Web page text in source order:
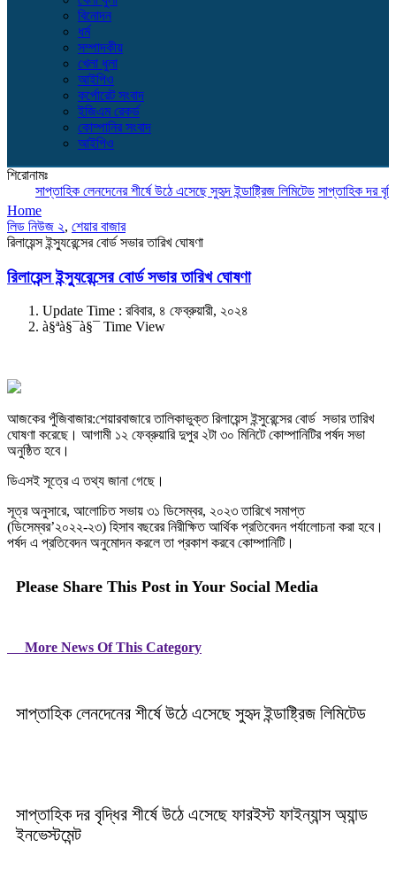
বিনোদন
ধর্ম
সম্পাদকীয়
খেলা ধুলা
আইপিও
কর্পোরেট সংবাদ
ইজিএম রেকর্ড
কোম্পানির সংবাদ
আইপিও
শিরোনামঃ
সাপ্তাহিক লেনদেনের শীর্ষে উঠে এসেছে সুহৃদ ইন্ডাষ্ট্রিজ লিমিটেড সাপ্তাহিক দর বৃদ্ধির
Home
লিড নিউজ ২, শেয়ার বাজার
রিলায়েন্স ইন্স্যুরেন্সের বোর্ড সভার তারিখ ঘোষণা
রিলায়েন্স ইন্স্যুরেন্সের বোর্ড সভার তারিখ ঘোষণা
Update Time : রবিবার, ৪ ফেব্রুয়ারী, ২০২৪
à§ªà§¯à§¯ Time View
আজকের পুঁজিবাজার:শেয়ারবাজারে তালিকাভুক্ত রিলায়েন্স ইন্সুরেন্সের বোর্ড সভার তারিখ
ঘোষণা করেছে। আগামী ১২ ফেব্রুয়ারি দুপুর ২টা ৩০ মিনিটে কোম্পানিটির পর্ষদ সভা
অনুষ্ঠিত হবে।
ডিএসই সূত্রে এ তথ্য জানা গেছে।
সূত্র অনুসারে, আলোচিত সভায় ৩১ ডিসেম্বর, ২০২৩ তারিখে সমাপ্ত
(ডিসেম্বর’২০২২-২৩) হিসাব বছরের নিরীক্ষিত আর্থিক প্রতিবেদন পর্যালোচনা করা হবে।
পর্ষদ এ প্রতিবেদন অনুমোদন করলে তা প্রকাশ করবে কোম্পানিটি।
Please Share This Post in Your Social Media
More News Of This Category
সাপ্তাহিক লেনদেনের শীর্ষে উঠে এসেছে সুহৃদ ইন্ডাষ্ট্রিজ লিমিটেড
সাপ্তাহিক দর বৃদ্ধির শীর্ষে উঠে এসেছে ফারইস্ট ফাইন্যান্স অ্যান্ড
ইনভেস্টমেন্ট